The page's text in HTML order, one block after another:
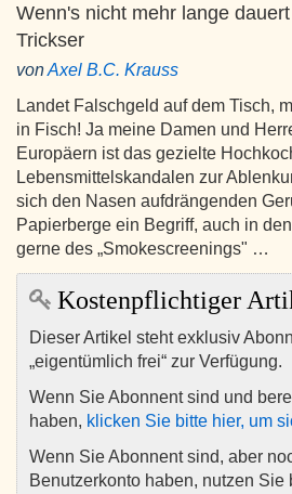
Wenn's nicht mehr lange
Trickser
vonAxel B.C. Krauss
Landet Falschgeld auf dem Tisch,
in Fisch! Ja meine Damen und
Europäern ist das gezielte
Lebensmittelskandalen zur
sich den Nasen aufdrängenden
Papierberge ein Begriff, auch in
gerne des „Smokescreenings" …
Kostenpflichtiger
Dieser Artikel steht exklusiv
„eigentümlich frei“ zur Verfügung.
Wenn Sie Abonnent sind und
haben, klicken Sie bitte hier, um
Wenn Sie Abonnent sind, aber
Benutzerkonto haben, nutzen Sie